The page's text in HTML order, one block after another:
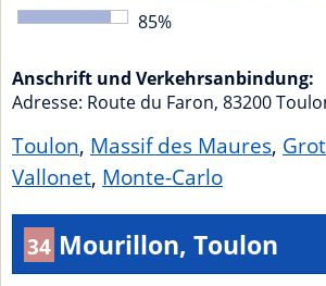
85%
Anschrift und Verkehrsanbindung:
Adresse: Route du Faron, 83200
Toulon, Massif des Maures,
Vallonet, Monte-Carlo
34 Mourillon, Toulon